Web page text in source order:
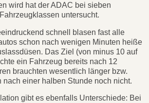
wird hat der ADAC bei sieben
untersucht.
schnell blasen fast alle
schon nach wenigen Minuten heiße
Das Ziel (von minus 10 auf
ein Fahrzeug bereits nach 12
brauchten wesentlich länger bzw.
nach einer halben Stunde noch nicht.
gibt es ebenfalls Unterschiede: Bei